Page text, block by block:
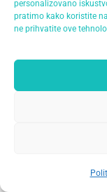
personalizovano
pratimo kako koristite
ne prihvatite ove